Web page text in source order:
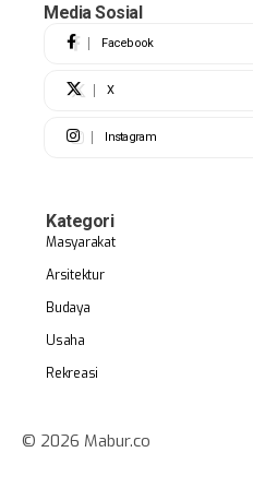
Media Sosial
Facebook
X
Instagram
Kategori
Masyarakat
Arsitektur
Budaya
Usaha
Rekreasi
© 2026 Mabur.co